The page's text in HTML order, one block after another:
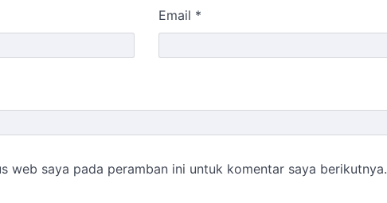
Email *
web saya pada peramban ini untuk komentar saya berikutnya.